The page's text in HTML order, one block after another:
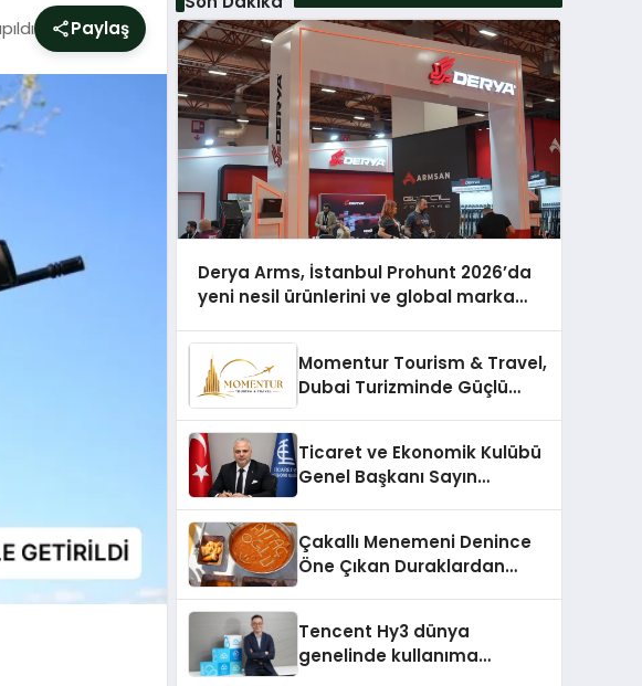
Paylaş
Derya Arms, İstanbul Prohunt 2026’da
yeni nesil ürünlerini ve global marka
Momentur Tourism & Travel,
Dubai Turizminde Güçlü
Ticaret ve Ekonomik Kulübü
Genel Başkanı Sayın
şunları kaydetti:
Çakallı Menemeni Denince
Öne Çıkan Duraklardan
Tencent Hy3 dünya
genelinde kullanıma